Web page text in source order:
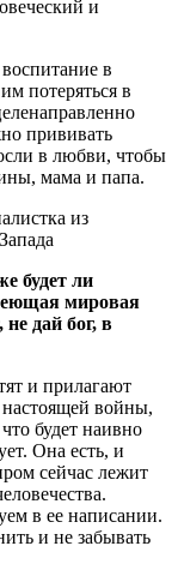
и
в
потеряться в
прививать
в любви, чтобы
мама и папа.
будет ли
мировая
дай бог, в
и прилагают
настоящей войны,
будет наивно
Она есть, и
сейчас лежит
в ее написании.
и не забывать